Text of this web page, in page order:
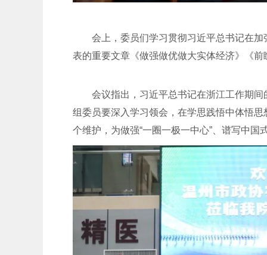
会上，委员们学习贯彻习近平总书记在
表的重要文章《做强做优做大实体经济》《
会议指出，习近平总书记在浙江工作期
组委员要深入学习领会，在学思践悟中体悟思
个维护，为做强“一圈一极一中心”、谱写中